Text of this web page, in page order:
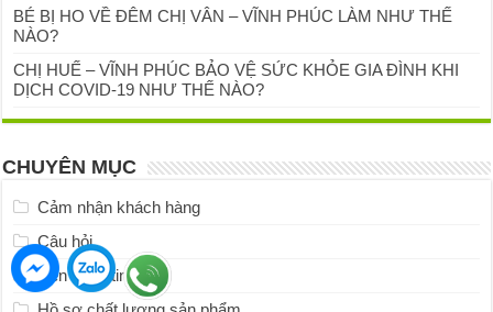
BÉ BỊ HO VỀ ĐÊM CHỊ VÂN – VĨNH PHÚC LÀM NHƯ THẾ
NÀO?
CHỊ HUẾ – VĨNH PHÚC BẢO VỆ SỨC KHỎE GIA ĐÌNH KHI
DỊCH COVID-19 NHƯ THẾ NÀO?
CHUYÊN MỤC
Cảm nhận khách hàng
Câu hỏi
Đèn xông tinh dầu